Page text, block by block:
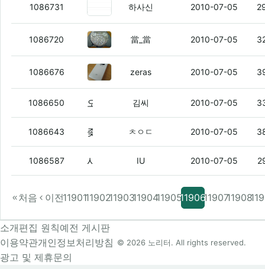
1086731 kt 공기계 있는사람 하나만 달라 (8)
하사신 2010-07-05
1086720 니들이 굳이 디자인에 대해 논하고
當_當 2010-07-05
1086676 폴더폰은 이게짱이지(3)
zeras 2010-07-05
1086650 (6)
김씨 2010-07-05
1086643 (4)
ㅊㅇㄷ 2010-07-05
1086587 IU 2010-07-05
처음 이전1190111902119031190411905119061190711908
소개편집 원칙예전 게시판
이용약관개인정보처리방침
광고 및 제휴문의
© 2026 노리터. All rights reserved.